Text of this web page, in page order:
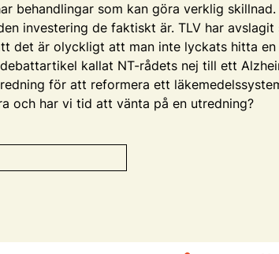
behandlingar som kan göra verklig
investering de faktiskt är. TLV har
det är olyckligt att man inte lyckats hitta en
kallat NT-rådets nej till ett
för att reformera ett
och har vi tid att vänta på en utredning?